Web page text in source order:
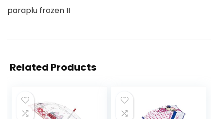
paraplu frozen II
Related Products